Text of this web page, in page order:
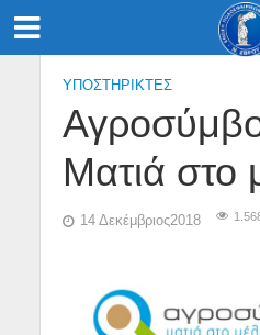
ΥΠΟΣΤΗΡΙΚΤΕΣ
Ματιά στο
14 Δεκέμβριος2018